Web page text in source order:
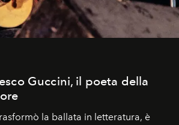
Guccini, il poeta della
la ballata in letteratura, è